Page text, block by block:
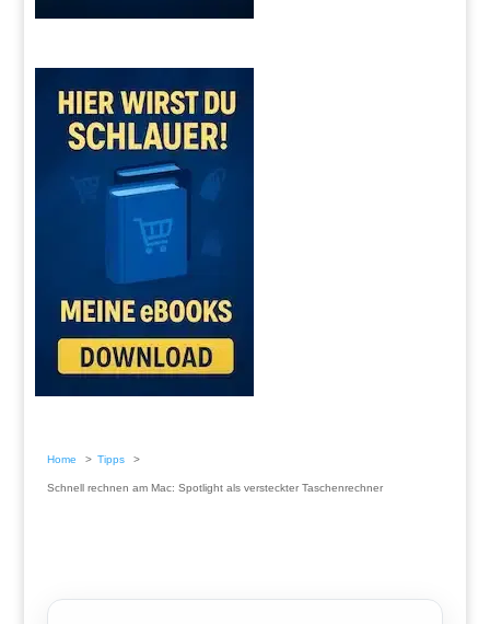
Home Tipps
Schnell rechnen am Mac: Spotlight als versteckter Taschenrechner